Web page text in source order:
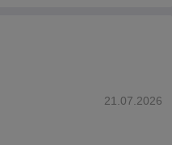
и агрессивных
для
21.07.2026